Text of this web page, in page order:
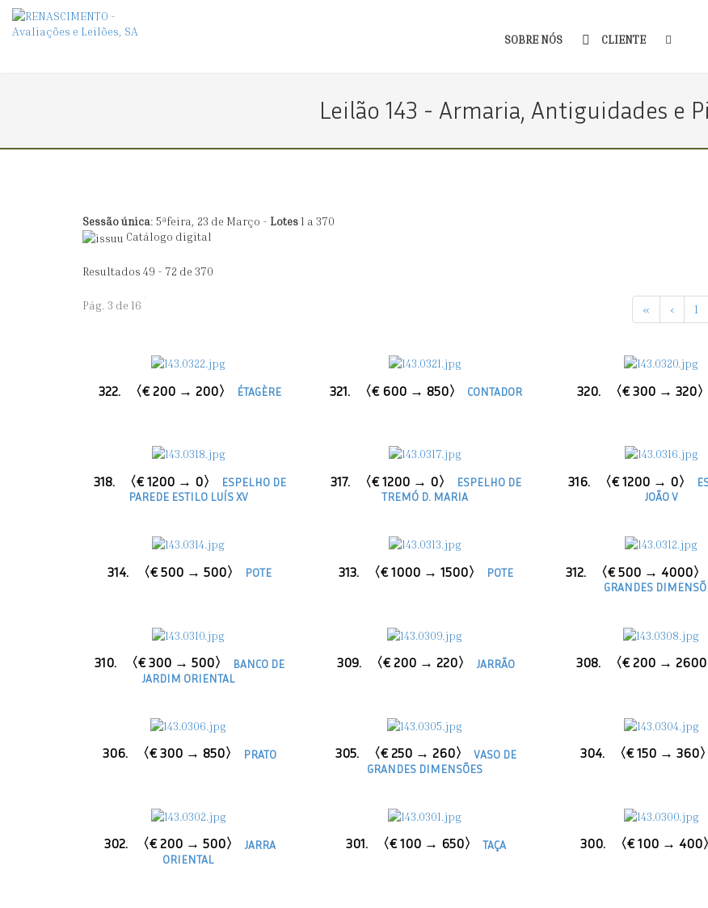
SOBRE NÓS CLIENTE
Leilão 143 - Armaria, Antiguidades e
Sessão única: 5ªfeira, 23 de Março - Lotes1 a 370
Catálogo digital
Resultados 49 - 72 de 370
Pág. 3 de 16 « ‹ 1
322. 〈€ 200 → 200〉 ÉTAGÈRE 321. 〈€ 600 → 850〉 CONTADOR 320. 〈€ 300 → 320〉
318. 〈€ 1200 → 0〉
ESPELHO DE
PAREDE ESTILO LUÍS XV
317. 〈€ 1200 → 0〉
ESPELHO DE
TREMÓ D. MARIA
316. 〈€ 1200 → 0〉
JOÃO V
314. 〈€ 500 → 500〉 POTE 313. 〈€ 1000 → 1500〉 POTE 312. 〈€ 500 → 4000〉
GRANDES
310. 〈€ 300 → 500〉
BANCO DE
JARDIM ORIENTAL
309. 〈€ 200 → 220〉 JARRÃO 308. 〈€ 200 → 2600
306. 〈€ 300 → 850〉 PRATO 305. 〈€ 250 → 260〉
VASO DE
GRANDES DIMENSÕES
304. 〈€ 150 → 360〉
302. 〈€ 200 → 500〉
JARRA
ORIENTAL
301. 〈€ 100 → 650〉 TAÇA 300. 〈€ 100 → 400〉